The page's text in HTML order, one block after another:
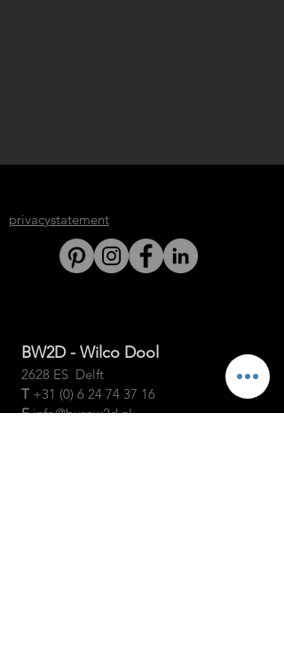
privacystatement
BW2D - Wilco Dool
2628 ES Delft
T +31 (0) 6 24 74 37 16
E info@burow2d.nl